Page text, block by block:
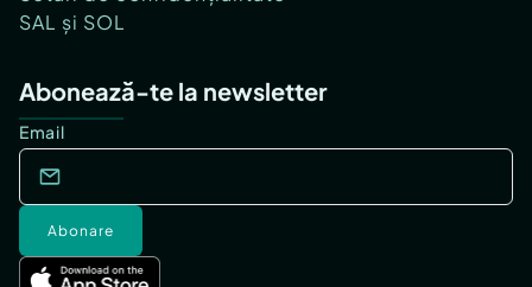
SAL și SOL
Abonează-te la newsletter
Email
Abonare